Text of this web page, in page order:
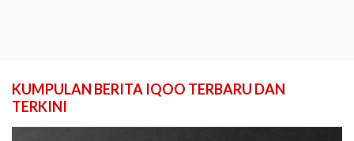
KUMPULAN BERITA IQOO TERBARU DAN
TERKINI